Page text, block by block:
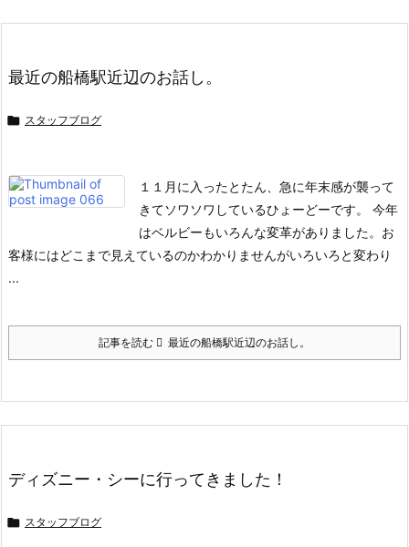
最近の船橋駅近辺のお話し。
 スタッフブログ
１１月に入ったとたん、急に年末感が襲って
きてソワソワしているひょーどーです。
今年
はベルビーもいろんな変革がありました。 お
客様にはどこまで見えているのかわかりませんがいろいろと変わり
...
記事を読む 最近の船橋駅近辺のお話し。
ディズニー・シーに行ってきました！
 スタッフブログ